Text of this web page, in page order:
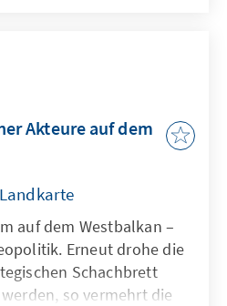
Akteure auf dem
auf dem Westbalkan –
Erneut drohe die
Schachbrett
so vermehrt die